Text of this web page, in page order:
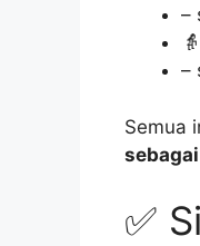
–
👵
–
Semua
✅